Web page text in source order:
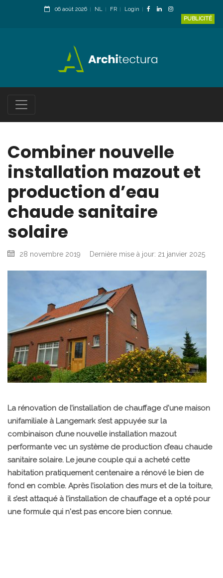
06 août 2026 NL FR
Login
PUBLICITÉ
Combiner nouvelle
installation mazout et
production d’eau
chaude sanitaire
solaire
28 novembre 2019 Dernière mise à jour: 21 janvier 2025
La rénovation de l’installation de chauffage d'une maison
unifamiliale à Langemark s’est appuyée sur la
combinaison d’une nouvelle installation mazout
performante vec un système de production d’eau chaude
sanitaire solaire. Le jeune couple qui a acheté cette
habitation pratiquement centenaire a rénové le bien de
fond en comble. Après l’isolation des murs et de la toiture,
il s’est attaqué à l’installation de chauffage et a opté pour
une formule qui n'est pas encore bien connue.